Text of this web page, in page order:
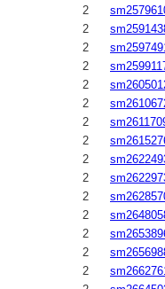
2
2
2
2
2
2
2
2
2
2
2
2
2
2
2